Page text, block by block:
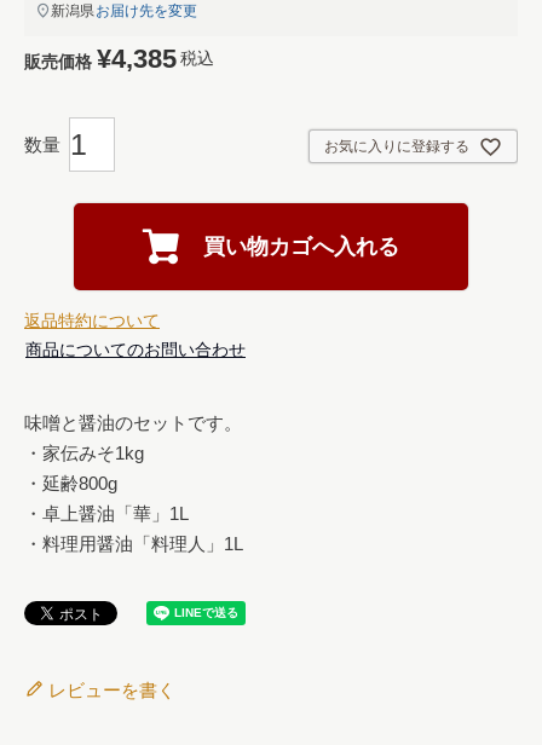
新潟県 お届け先を変更
販売価格 ¥4,385税込
お気に入りに登録する
買い物カゴへ入れる
返品特約について
商品についてのお問い合わせ
味噌と醤油のセットです。
・家伝みそ1kg
・延齢800g
・卓上醤油「華」1L
・料理用醤油「料理人」1L
レビューを書く